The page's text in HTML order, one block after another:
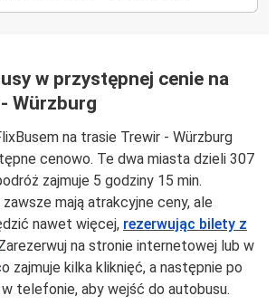
w przystępnej cenie na
Würzburg
na trasie Trewir - Würzburg
cenowo. Te dwa miasta dzieli 307
zajmuje 5 godziny 15 min.
mają atrakcyjne ceny, ale
nawet więcej, rezerwując bilety z
na stronie internetowej lub w
zajmuje kilka kliknięć, a następnie po
telefonie, aby wejść do autobusu.